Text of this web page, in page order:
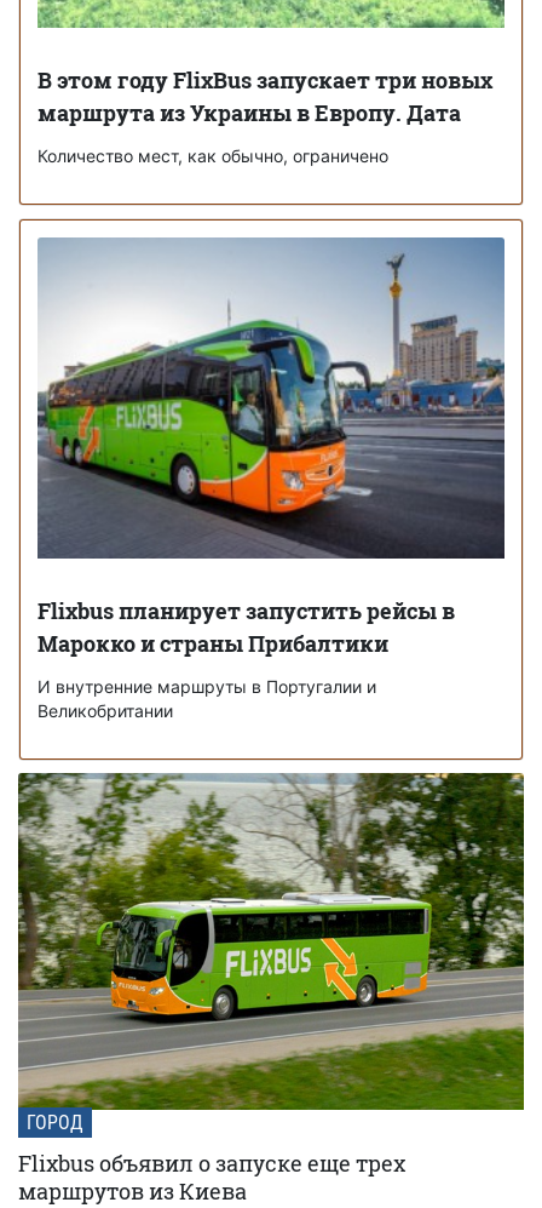
В этом году FlixBus запускает три новых
маршрута из Украины в Европу. Дата
Количество мест, как обычно, ограничено
Flixbus планирует запустить рейсы в
Марокко и страны Прибалтики
И внутренние маршруты в Португалии и
Великобритании
ГОРОД
Flixbus объявил о запуске еще трех
маршрутов из Киева